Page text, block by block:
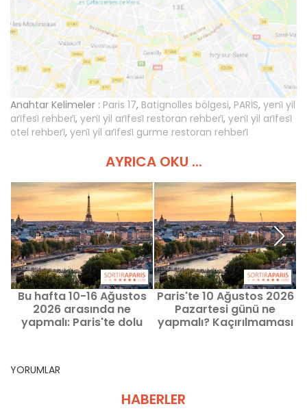
Anahtar Kelimeler : Paris 17, Batignolles bölgesi, PARİS, yeni̇ yil
ari̇fesi̇ rehberi̇, yeni̇ yil ari̇fesi̇ restoran rehberi̇, yeni̇ yil ari̇fesi̇
otel rehberi̇, yeni̇ yil ari̇fesi̇ gurme restoran rehberi̇
AYRICA OKU ...
Bu hafta 10-16 Ağustos
2026 arasında ne
yapmalı: Paris'te dolu
Paris'te 10 Ağustos 2026
Pazartesi günü ne
yapmalı? Kaçırılmaması
YORUMLAR
HABERLER